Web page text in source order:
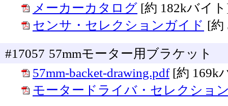
メーカーカタログ [約 182kバイ
センサ・セレクションガイド [約
#17057 57mmモーター用ブラケット
57mm-backet-drawing.pdf [約 169k
モータードライバ・セレクショ